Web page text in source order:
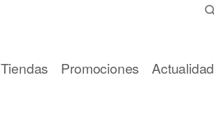
Tiendas Promociones Actualidad